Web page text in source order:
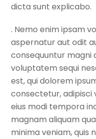
dicta sunt explicabo.
. Nemo enim ipsam
aspernatur aut odit
consequuntur magni
voluptatem sequi
est, qui dolorem
consectetur, adipisci
eius modi tempora
magnam aliquam
minima veniam, quis